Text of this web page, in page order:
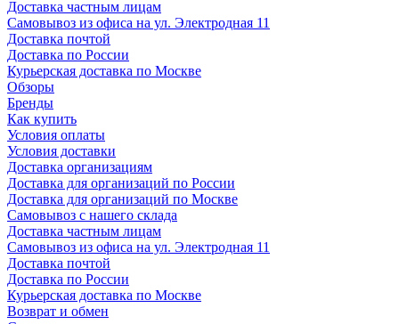
Доставка частным лицам
Самовывоз из офиса на ул. Электродная 11
Доставка почтой
Доставка по России
Курьерская доставка по Москве
Обзоры
Бренды
Как купить
Условия оплаты
Условия доставки
Доставка организациям
Доставка для организаций по России
Доставка для организаций по Москве
Самовывоз с нашего склада
Доставка частным лицам
Самовывоз из офиса на ул. Электродная 11
Доставка почтой
Доставка по России
Курьерская доставка по Москве
Возврат и обмен